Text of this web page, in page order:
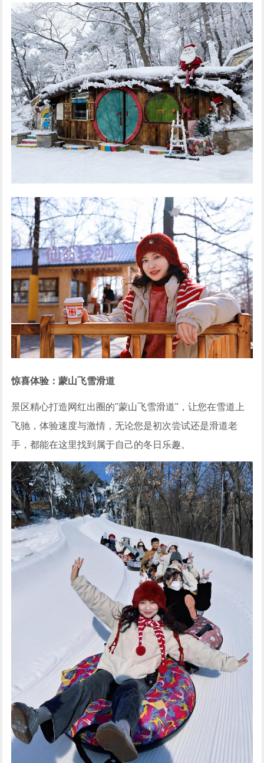
惊喜体验：蒙山飞雪滑道
景区精心打造网红出圈的"蒙山飞雪滑道"，让您在雪道上
飞驰，体验速度与激情，无论您是初次尝试还是滑道老
手，都能在这里找到属于自己的冬日乐趣。